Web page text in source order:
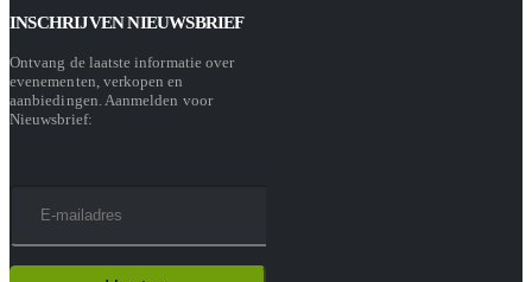
INSCHRIJVEN NIEUWSBRIEF
Ontvang de laatste informatie over
evenementen, verkopen en
aanbiedingen. Aanmelden voor
Nieuwsbrief: